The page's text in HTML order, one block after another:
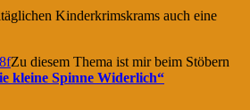
Kinderkrimskrams auch eine
Zu diesem Thema ist mir beim Stöbern
kleine Spinne Widerlich“